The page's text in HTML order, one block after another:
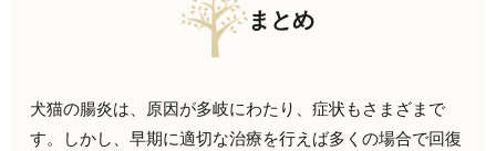
まとめ
犬猫の腸炎は、原因が多岐にわたり、症状もさまざまで
す。しかし、早期に適切な治療を行えば多くの場合で回復